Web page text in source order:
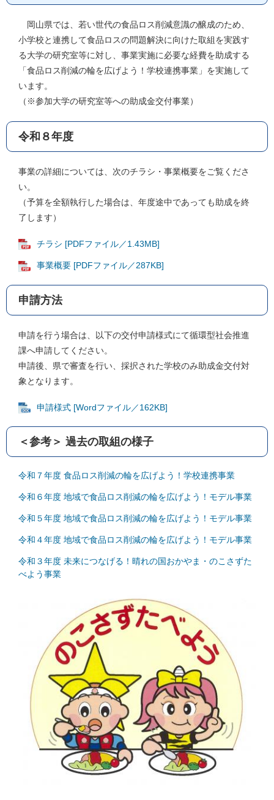
岡山県では、若い世代の食品ロス削減意識の醸成のため、
小学校と連携して食品ロスの問題解決に向けた取組を実践す
る大学の研究室等に対し、事業実施に必要な経費を助成する
「食品ロス削減の輪を広げよう！学校連携事業」を実施して
います。
（※参加大学の研究室等への助成金交付事業）
令和８年度
事業の詳細については、次のチラシ・事業概要をご覧くださ
い。
（予算を全額執行した場合は、年度途中であっても助成を終
了します）
チラシ [PDFファイル／1.43MB]
事業概要 [PDFファイル／287KB]
申請方法
申請を行う場合は、以下の交付申請様式にて循環型社会推進
課へ申請してください。
申請後、県で審査を行い、採択された学校のみ助成金交付対
象となります。
申請様式 [Wordファイル／162KB]
＜参考＞ 過去の取組の様子
令和７年度 食品ロス削減の輪を広げよう！学校連携事業
令和６年度 地域で食品ロス削減の輪を広げよう！モデル事業
令和５年度 地域で食品ロス削減の輪を広げよう！モデル事業
令和４年度 地域で食品ロス削減の輪を広げよう！モデル事業
令和３年度 未来につなげる！晴れの国おかやま・のこさずた
べよう事業